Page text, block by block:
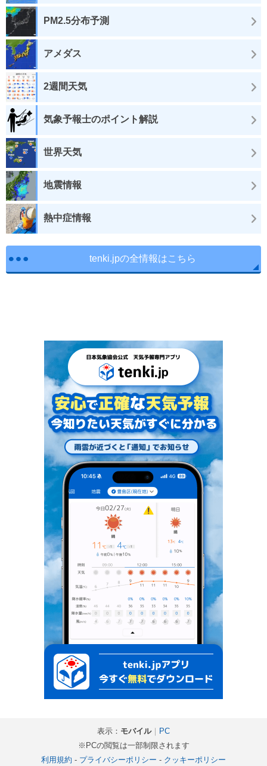
PM2.5分布予測
アメダス
2週間天気
気象予報士のポイント解説
世界天気
地震情報
熱中症情報
tenki.jpの全情報はこちら
表示： モバイル｜
PC
※PCの閲覧は一部制限されます
利用規約 - プライバシーポリシー - クッキーポリシー